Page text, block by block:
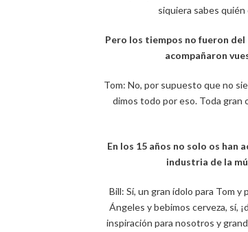
siquiera sabes
Pero los tiempos no fueron
acompañaron
Tom: No, por supuesto que no
dimos todo por eso. Toda
En los 15 años no solo os han
industria de la
Bill: Sí, un gran ídolo para Tom
Ángeles y bebimos cerveza, sí,
inspiración para nosotros y